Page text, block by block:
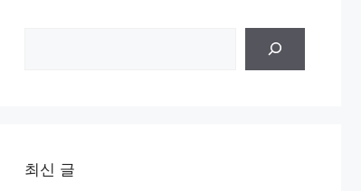
최신 글